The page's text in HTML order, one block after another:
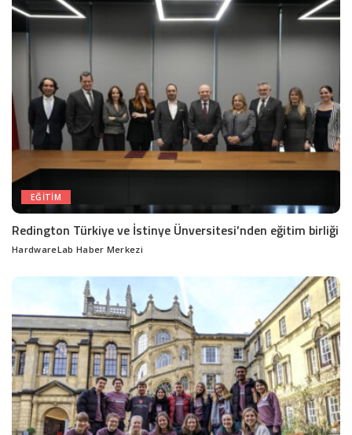
EĞITIM
Redington Türkiye ve İstinye Ünversitesi’nden eğitim birliği
Posted
HardwareLab Haber Merkezi